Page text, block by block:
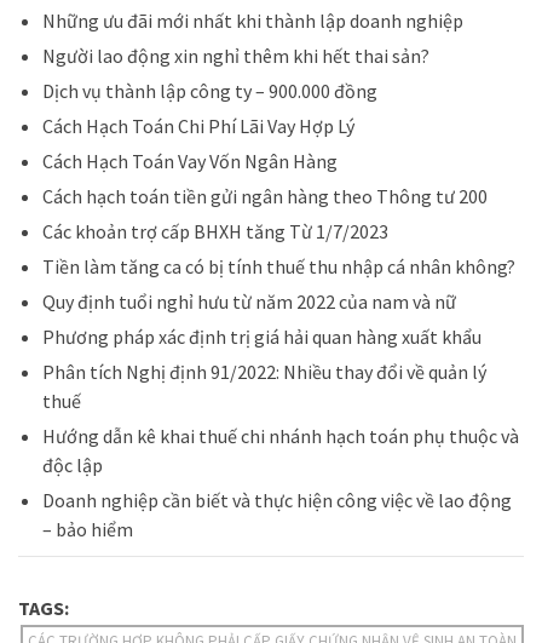
Những ưu đãi mới nhất khi thành lập doanh nghiệp
Người lao động xin nghỉ thêm khi hết thai sản?
Dịch vụ thành lập công ty – 900.000 đồng
Cách Hạch Toán Chi Phí Lãi Vay Hợp Lý
Cách Hạch Toán Vay Vốn Ngân Hàng
Cách hạch toán tiền gửi ngân hàng theo Thông tư 200
Các khoản trợ cấp BHXH tăng Từ 1/7/2023
Tiền làm tăng ca có bị tính thuế thu nhập cá nhân không?
Quy định tuổi nghỉ hưu từ năm 2022 của nam và nữ
Phương pháp xác định trị giá hải quan hàng xuất khẩu
Phân tích Nghị định 91/2022: Nhiều thay đổi về quản lý
thuế
Hướng dẫn kê khai thuế chi nhánh hạch toán phụ thuộc và
độc lập
Doanh nghiệp cần biết và thực hiện công việc về lao động
– bảo hiểm
TAGS: